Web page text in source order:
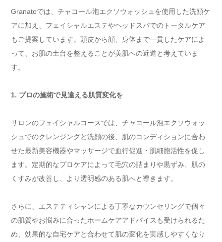
Granatoでは、チャコール泡エクソウォッシュを使用した洗顔ケ
アに加え、フェイシャルエステやヘッドスパでのトータルケア
もご提案しています。頭皮から顔、身体まで一貫したケアによ
って、お肌の土台を整えることが美肌への近道と考えていま
す。
1. プロの施術で見違える肌質変化を
サロンのフェイシャルコースでは、チャコール泡エクソウォッ
シュでのクレンジングと洗顔の後、肌のコンディションに合わ
せた最新美容機器やマッサージで血行促進・肌細胞活性を促し
ます。定期的なプロケアによって毛穴の詰まりや黒ずみ、肌の
くすみが改善し、より透明感のある肌へと導きます。
さらに、エステティシャンによる丁寧なカウンセリングで個々
の肌質やお悩みに合ったホームケアアドバイスも受けられるた
め、効果的な自宅ケアと合わせて肌の変化を実感しやすくなり